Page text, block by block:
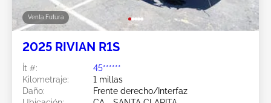
Venta Futura
2025 RIVIAN R1S
Ít #:
45******
Kilometraje:
1 millas
Daño:
Frente derecho/Interfaz